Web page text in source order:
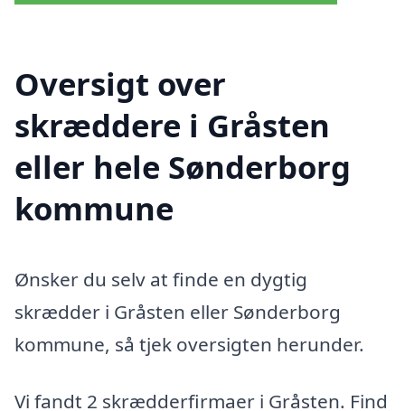
Oversigt over
skræddere i Gråsten
eller hele Sønderborg
kommune
Ønsker du selv at finde en dygtig
skrædder i Gråsten eller Sønderborg
kommune, så tjek oversigten herunder.
Vi fandt 2 skrædderfirmaer i Gråsten. Find